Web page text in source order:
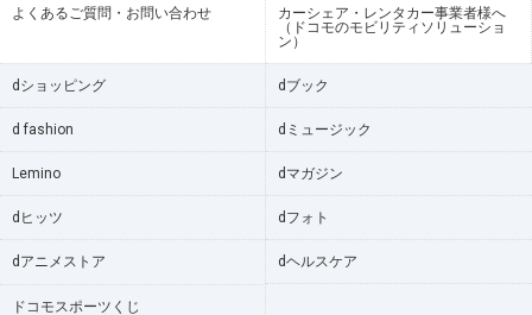
よくあるご質問・お問い合わせ
カーシェア・レンタカー事業者様へ
（ドコモのモビリティソリューショ
ン）
dショッピング dブック
d fashion dミュージック
Lemino dマガジン
dヒッツ dフォト
dアニメストア dヘルスケア
ドコモスポーツくじ